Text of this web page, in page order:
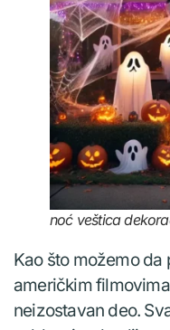
noć veštica
Kao što možemo
američkim
neizostavan deo.